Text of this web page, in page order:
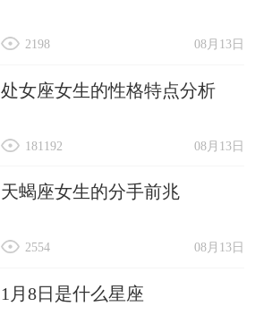
08月13日
2198
处女座女生的性格特点分析
08月13日
181192
天蝎座女生的分手前兆
08月13日
2554
1月8日是什么星座